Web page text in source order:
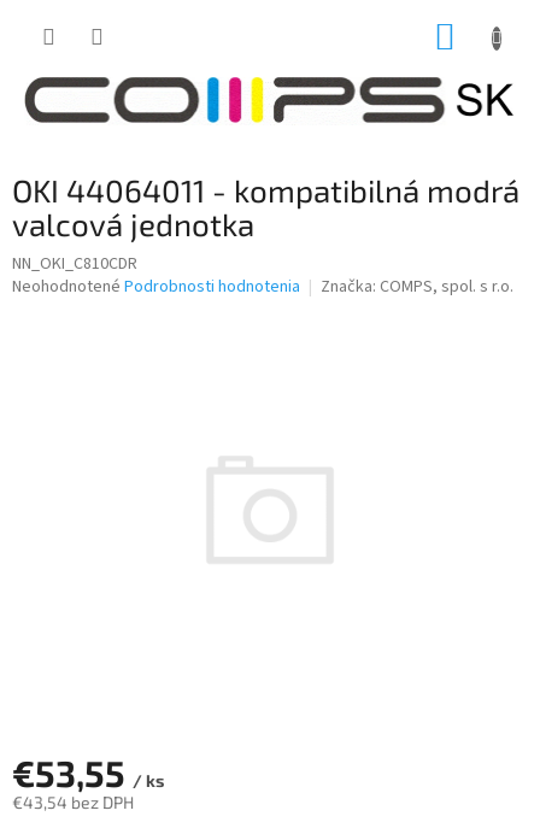
OKI 44064011 - kompatibilná modrá
valcová jednotka
NN_OKI_C810CDR
Priemerné
Neohodnotené Podrobnosti hodnotenia Značka: COMPS, spol. s r.o.
€53,55 / ks
€43,54 bez DPH